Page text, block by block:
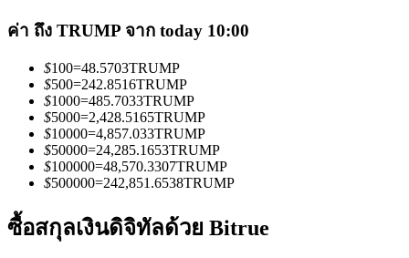
ข้อมูล
การวิเคราะห์ข้อมูลขนาดใหญ่ รวมถึงข้อมูลการค้า ฯลฯ
ค่า ถึง TRUMP จาก today 10:00
$100=48.5703TRUMP
$500=242.8516TRUMP
$1000=485.7033TRUMP
$5000=2,428.5165TRUMP
$10000=4,857.033TRUMP
$50000=24,285.1653TRUMP
$100000=48,570.3307TRUMP
$500000=242,851.6538TRUMP
ซื้อสกุลเงินดิจิทัลด้วย Bitrue